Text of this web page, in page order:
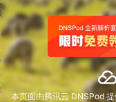
本页面由腾讯云 DNSPod